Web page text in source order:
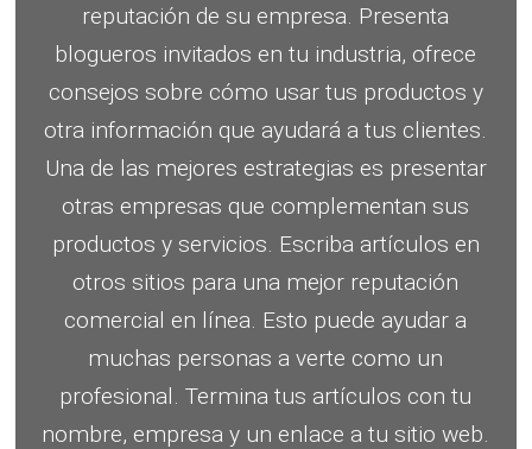
reputación de su empresa. Presenta
blogueros invitados en tu industria, ofrece
consejos sobre cómo usar tus productos y
otra información que ayudará a tus clientes.
Una de las mejores estrategias es presentar
otras empresas que complementan sus
productos y servicios. Escriba artículos en
otros sitios para una mejor reputación
comercial en línea. Esto puede ayudar a
muchas personas a verte como un
profesional. Termina tus artículos con tu
nombre, empresa y un enlace a tu sitio web.